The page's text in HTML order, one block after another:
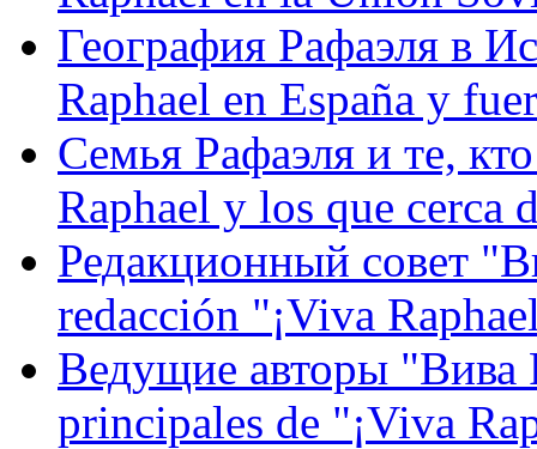
География Рафаэля в
Raphael en España y
Семья Рафаэля и те,
Raphael y los que cerca
Редакционный совет
redacción "¡Viva
Ведущие авторы "Вива
principales de "¡Viva